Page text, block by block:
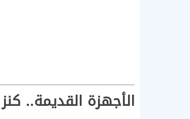
الأجهزة القديمة..